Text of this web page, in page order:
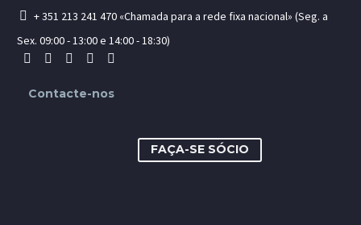
+ 351 213 241 470 «Chamada para a rede fixa nacional» (Seg. a
Sex. 09:00 - 13:00 e 14:00 - 18:30)
Contacte-nos
FAÇA-SE SÓCIO